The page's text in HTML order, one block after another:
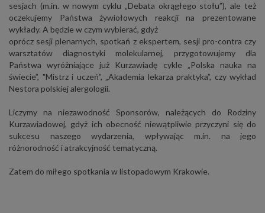
sesjach (m.in. w nowym cyklu „Debata okrągłego stołu”), ale też
oczekujemy Państwa żywiołowych reakcji na prezentowane
wykłady. A będzie w czym wybierać, gdyż
oprócz sesji plenarnych, spotkań z ekspertem, sesji pro-contra czy
warsztatów diagnostyki molekularnej, przygotowujemy dla
Państwa wyróżniające już Kurzawiadę cykle „Polska nauka na
świecie”, "Mistrz i uczeń”, „Akademia lekarza praktyka”, czy wykład
Nestora polskiej alergologii.
Liczymy na niezawodność Sponsorów, należących do Rodziny
Kurzawiadowej, gdyż ich obecność niewątpliwie przyczyni się do
sukcesu naszego wydarzenia, wpływając m.in. na jego
różnorodność i atrakcyjność tematyczną.
Zatem do miłego spotkania w listopadowym Krakowie.